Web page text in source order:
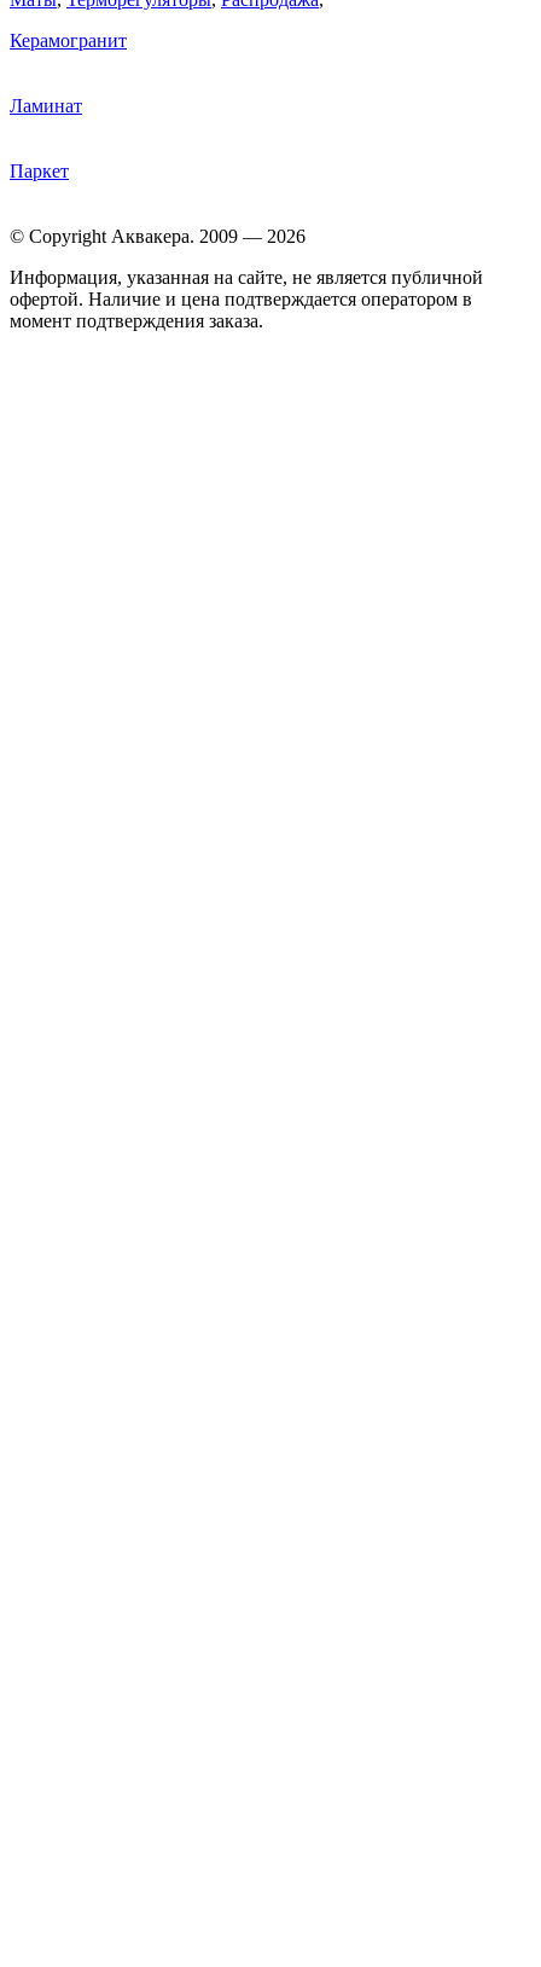
Керамогранит
Ламинат
Паркет
© Copyright Аквакера. 2009 — 2026
Информация, указанная на сайте, не является публичной
офертой. Наличие и цена подтверждается оператором в
момент подтверждения заказа.